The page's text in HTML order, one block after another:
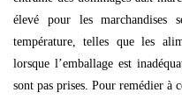
élevé pour les marchandises
température, telles que les
lorsque l’emballage est
sont pas prises. Pour remédier à